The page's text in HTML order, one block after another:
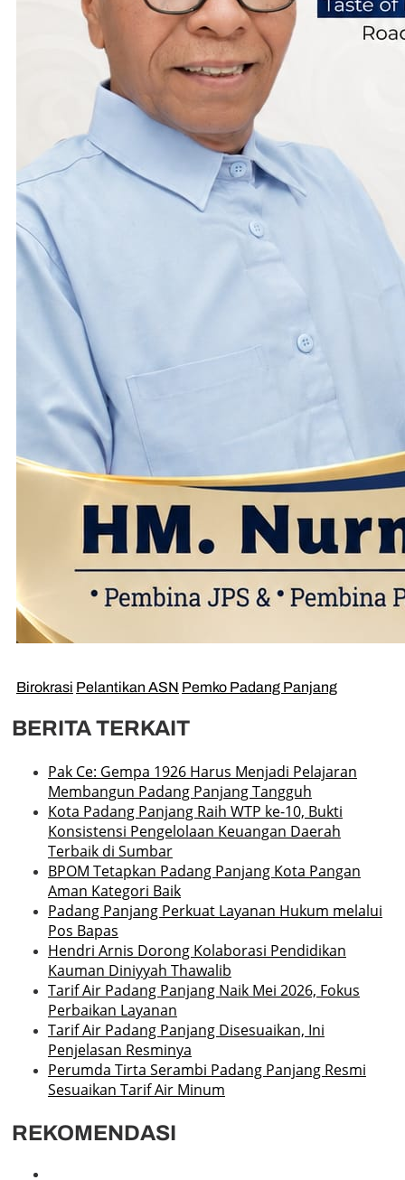
Birokrasi Pelantikan ASN Pemko Padang Panjang
BERITA TERKAIT
Pak Ce: Gempa 1926 Harus Menjadi Pelajaran
Membangun Padang Panjang Tangguh
Kota Padang Panjang Raih WTP ke-10, Bukti
Konsistensi Pengelolaan Keuangan Daerah
Terbaik di Sumbar
BPOM Tetapkan Padang Panjang Kota Pangan
Aman Kategori Baik
Padang Panjang Perkuat Layanan Hukum melalui
Pos Bapas
Hendri Arnis Dorong Kolaborasi Pendidikan
Kauman Diniyyah Thawalib
Tarif Air Padang Panjang Naik Mei 2026, Fokus
Perbaikan Layanan
Tarif Air Padang Panjang Disesuaikan, Ini
Penjelasan Resminya
Perumda Tirta Serambi Padang Panjang Resmi
Sesuaikan Tarif Air Minum
REKOMENDASI